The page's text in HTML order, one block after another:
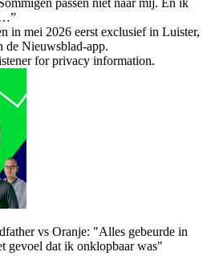
passen niet naar mij. En ik
in mei 2026 eerst exclusief in Luister,
de Nieuwsblad-app.
for privacy information.
vs Oranje: "Alles gebeurde in
gevoel dat ik onklopbaar was"